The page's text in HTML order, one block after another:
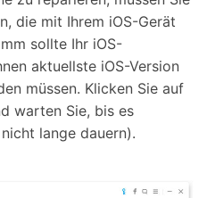
die mit Ihrem iOS-Gerät
sollte Ihr iOS-
aktuellste iOS-Version
müssen. Klicken Sie auf
warten Sie, bis es
lange dauern).